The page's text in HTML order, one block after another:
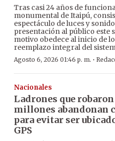
Tras casi 24 años de
monumental de Itaipú,
espectáculo de luces y
presentación al público este
motivo obedece al inicio de
reemplazo integral del
Agosto 6, 2026 01:46 p. m. ·
Nacionales
Ladrones que robaron
millones abandonan
para evitar ser
GPS